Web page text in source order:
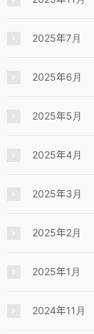
2025年7月
2025年6月
2025年5月
2025年4月
2025年3月
2025年2月
2025年1月
2024年11月